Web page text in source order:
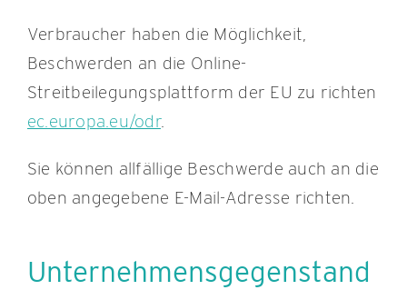
Verbraucher haben die Möglichkeit,
Beschwerden an die Online-
Streitbeilegungsplattform der EU zu richten
ec.europa.eu/odr.
Sie können allfällige Beschwerde auch an die
oben angegebene E-Mail-Adresse richten.
Unternehmensgegenstand